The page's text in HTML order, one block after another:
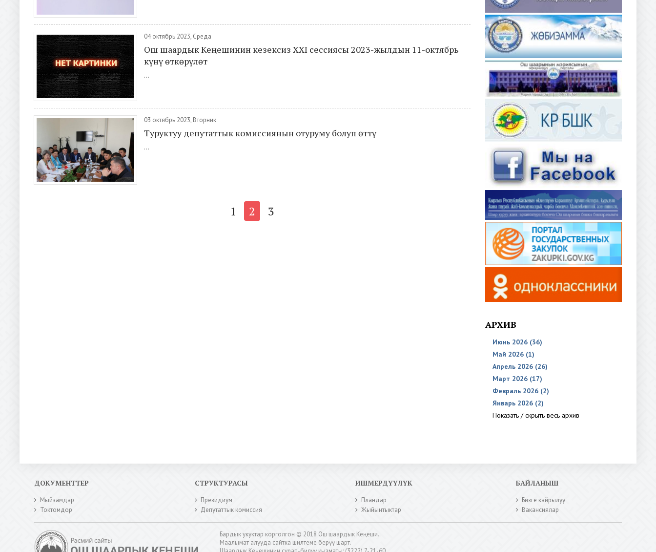
04 октябрь 2023, Среда
Ош шаардык Кеңешинин кезексиз XXI сессиясы 2023-жылдын 11-октябрь
күнү өткөрүлөт
...
03 октябрь 2023, Вторник
Туруктуу депутаттык комиссиянын отуруму болуп өттү
...
1 2 3
АРХИВ
Июнь 2026 (36)
Май 2026 (1)
Апрель 2026 (26)
Март 2026 (17)
Февраль 2026 (2)
Январь 2026 (2)
Показать / скрыть весь архив
ДОКУМЕНТТЕР
Мыйзамдар
Токтомдор
СТРУКТУРАСЫ
Президиум
Депутаттык комиссия
ИШМЕРДҮҮЛҮК
Пландар
Жыйынтыктар
БАЙЛАНЫШ
Бизге кайрылуу
Вакансиялар
Бардык укуктар корголгон © 2018 Ош шаардык Кеңеши.
Маалымат алууда сайтка шилтеме берүү шарт.